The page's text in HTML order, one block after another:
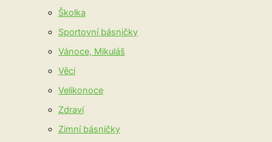
Školka
Sportovní básničky
Vánoce, Mikuláš
Věci
Velikonoce
Zdraví
Zimní básničky